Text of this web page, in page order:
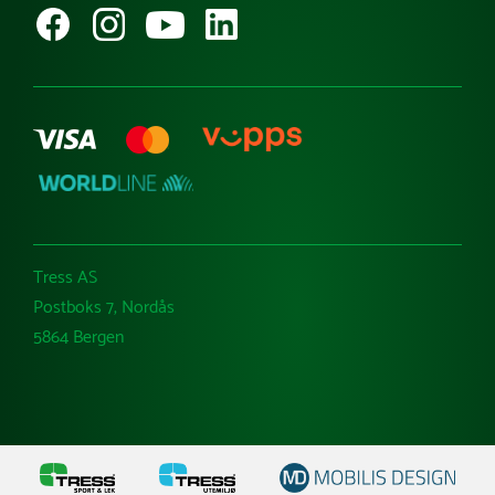
Kataloger
Varemerker
Tress AS
Postboks 7, Nordås
5864 Bergen